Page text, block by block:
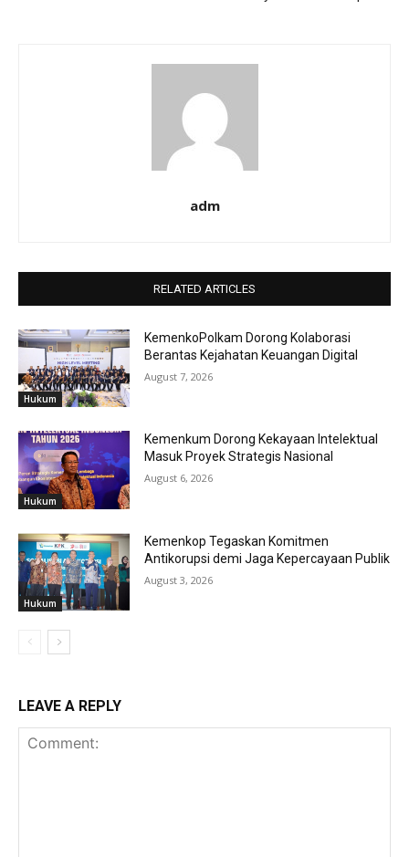
adm
RELATED ARTICLES
Hukum
KemenkoPolkam Dorong Kolaborasi
Berantas Kejahatan Keuangan Digital
August 7, 2026
Hukum
Kemenkum Dorong Kekayaan Intelektual
Masuk Proyek Strategis Nasional
August 6, 2026
Hukum
Kemenkop Tegaskan Komitmen
Antikorupsi demi Jaga Kepercayaan Publik
August 3, 2026
LEAVE A REPLY